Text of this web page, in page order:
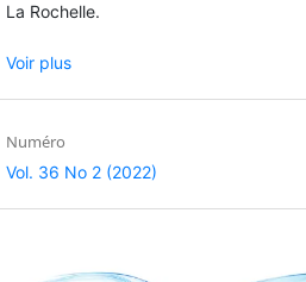
La Rochelle.
Voir plus
Numéro
Vol. 36 No 2 (2022)